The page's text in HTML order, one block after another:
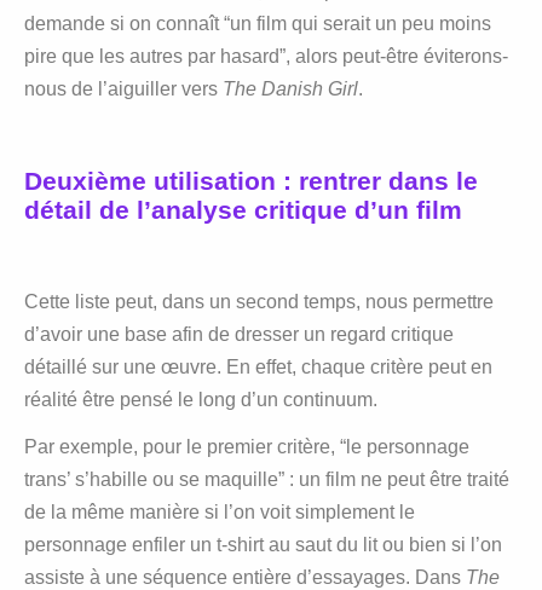
demande si on connaît “un film qui serait un peu moins
pire que les autres par hasard”, alors peut-être éviterons-
nous de l’aiguiller vers The Danish Girl.
Deuxième utilisation : rentrer dans le
détail de l’analyse critique d’un film
Cette liste peut, dans un second temps, nous permettre
d’avoir une base afin de dresser un regard critique
détaillé sur une œuvre. En effet, chaque critère peut en
réalité être pensé le long d’un continuum.
Par exemple, pour le premier critère, “le personnage
trans’ s’habille ou se maquille” : un film ne peut être traité
de la même manière si l’on voit simplement le
personnage enfiler un t-shirt au saut du lit ou bien si l’on
assiste à une séquence entière d’essayages. Dans The